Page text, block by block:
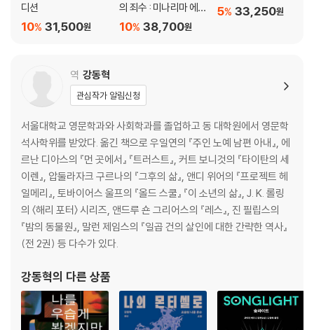
디션
31,500원
10%
의 죄수 : 미나리마 에디
션
38,700원
10%
33,250원
5%
역 강동혁
관심작가 알림신청
서울대학교 영문학과와 사회학과를 졸업하고 동 대학원에서 영문학
석사학위를 받았다. 옮긴 책으로 우일연의 『주인 노예 남편 아내』, 에
르난 디아스의 『먼 곳에서』 『트러스트』, 커트 보니것의 『타이탄의 세
이렌』, 압둘라자크 구르나의 『그후의 삶』, 앤디 위어의 『프로젝트 헤
일메리』, 토바이어스 울프의 『올드 스쿨』 『이 소년의 삶』, J. K. 롤링
의 〈해리 포터〉 시리즈, 앤드루 숀 그리어스의 『레스』, 진 필립스의
『밤의 동물원』, 말런 제임스의 『일곱 건의 살인에 대한 간략한 역사』
(전 2권) 등 다수가 있다.
강동혁의 다른 상품